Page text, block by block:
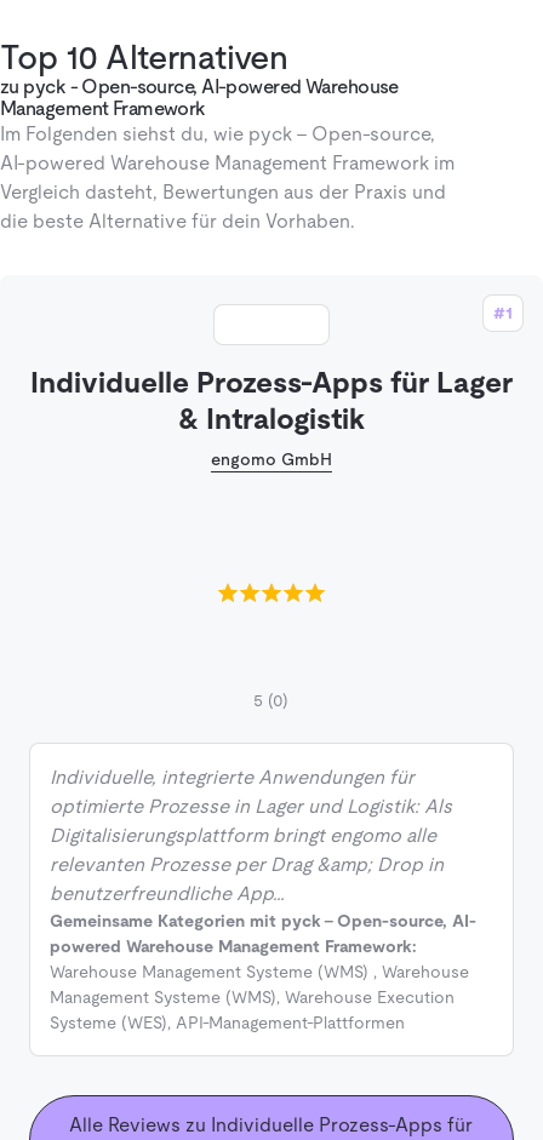
Top 10 Alternativen
zu pyck - Open-source, AI-powered Warehouse
Management Framework
Im Folgenden siehst du, wie pyck - Open-source,
AI-powered Warehouse Management Framework im
Vergleich dasteht, Bewertungen aus der Praxis und
die beste Alternative für dein Vorhaben.
#1
Individuelle Prozess-Apps für Lager
& Intralogistik
engomo GmbH
5 (0)
Individuelle, integrierte Anwendungen für
optimierte Prozesse in Lager und Logistik: Als
Digitalisierungsplattform bringt engomo alle
relevanten Prozesse per Drag &amp; Drop in
benutzerfreundliche App…
Gemeinsame Kategorien mit pyck - Open-source, AI-
powered Warehouse Management Framework:
Warehouse Management Systeme (WMS) , Warehouse
Management Systeme (WMS), Warehouse Execution
Systeme (WES), API-Management-Plattformen
Alle Reviews zu Individuelle Prozess-Apps für